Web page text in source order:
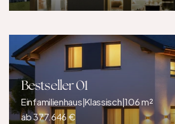
Bestseller 01
Einfamilienhaus|Klassisch|106 m²
ab 377.646 €